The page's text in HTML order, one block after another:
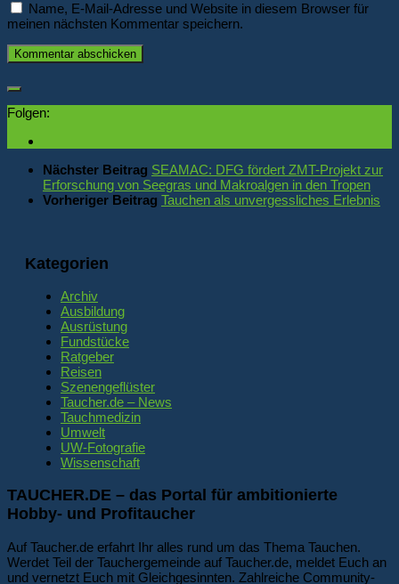
Name, E-Mail-Adresse und Website in diesem Browser für
meinen nächsten Kommentar speichern.
Folgen:
Nächster Beitrag SEAMAC: DFG fördert ZMT-Projekt zur
Erforschung von Seegras und Makroalgen in den Tropen
Vorheriger Beitrag Tauchen als unvergessliches Erlebnis
Kategorien
Archiv
Ausbildung
Ausrüstung
Fundstücke
Ratgeber
Reisen
Szenengeflüster
Taucher.de – News
Tauchmedizin
Umwelt
UW-Fotografie
Wissenschaft
TAUCHER.DE – das Portal für ambitionierte
Hobby- und Profitaucher
Auf Taucher.de erfahrt Ihr alles rund um das Thema Tauchen.
Werdet Teil der Tauchergemeinde auf Taucher.de, meldet Euch an
und vernetzt Euch mit Gleichgesinnten. Zahlreiche Community-